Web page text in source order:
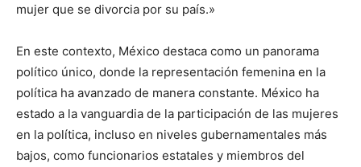
mujer que se divorcia por su país.»
En este contexto, México destaca como un panorama
político único, donde la representación femenina en la
política ha avanzado de manera constante. México ha
estado a la vanguardia de la participación de las mujeres
en la política, incluso en niveles gubernamentales más
bajos, como funcionarios estatales y miembros del